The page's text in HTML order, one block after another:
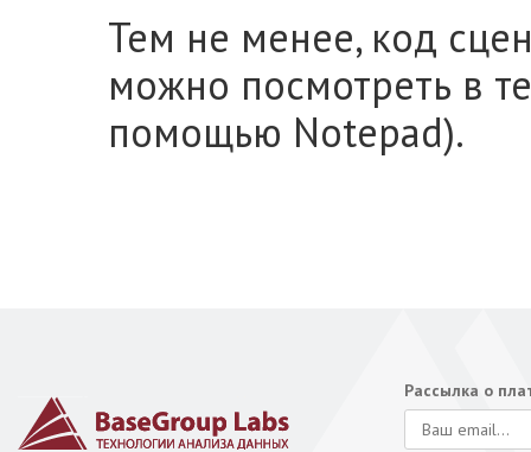
Тем не менее, код
можно посмотреть в
помощью Notepad).
Рассылка о